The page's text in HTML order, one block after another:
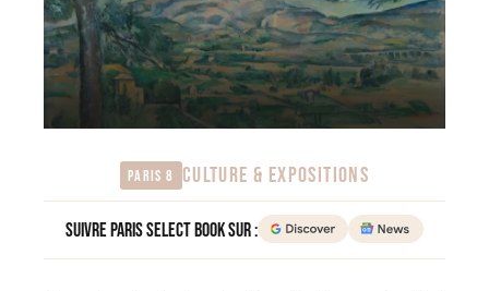
Paris 8 CULTURE & EXPOSITIONS
Suivre Paris Select Book sur :